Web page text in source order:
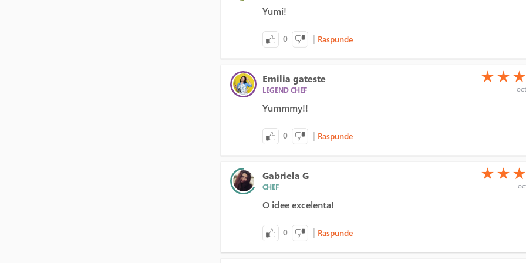
Yumi!
0 | Raspunde
Emilia gateste
LEGEND CHEF
(*)
★ (*)
★ (*)
★
Yummmy!!
0 | Raspunde
Gabriela G
CHEF
(*)
★ (*)
★ (*)
★
O idee excelenta!
0 | Raspunde